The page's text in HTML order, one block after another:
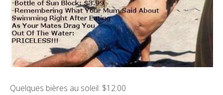
Quelques bières au soleil: $12.00